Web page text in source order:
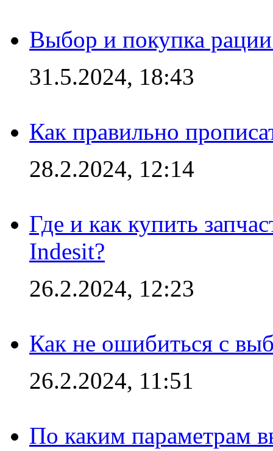
Выбор и покупка
31.5.2024, 18:43
Как правильно
28.2.2024, 12:14
Где и как купить
Indesit?
26.2.2024, 12:23
Как не ошибиться с
26.2.2024, 11:51
По каким параметрам